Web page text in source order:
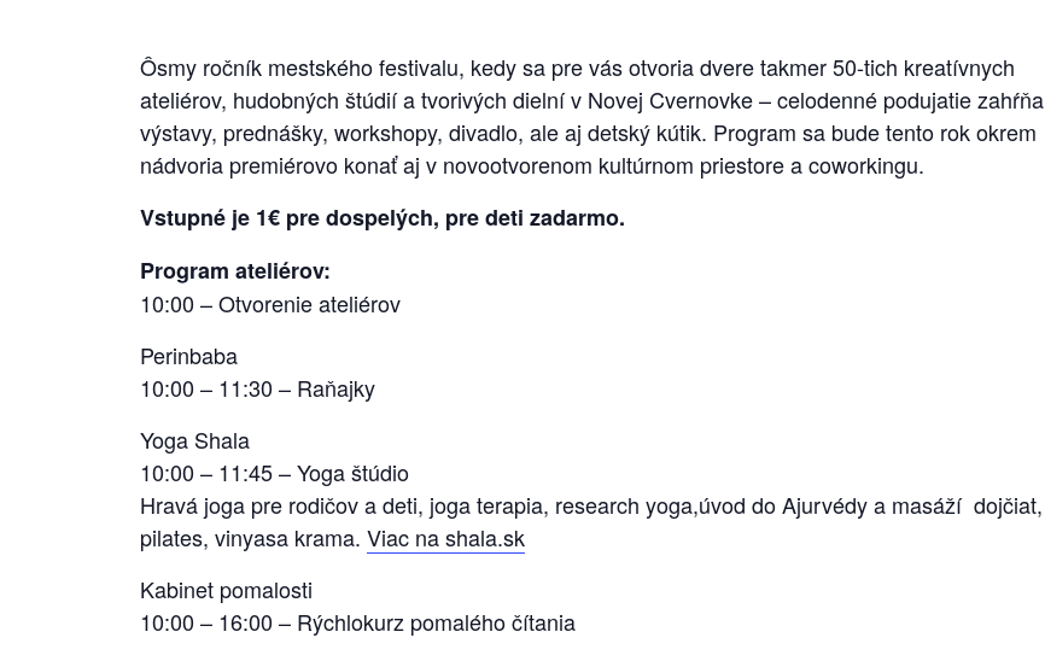
Ôsmy ročník mestského festivalu, kedy sa pre vás otvoria dvere takmer 50-tich kreatívnych
ateliérov, hudobných štúdií a tvorivých dielní v Novej Cvernovke – celodenné podujatie zahŕňa
výstavy, prednášky, workshopy, divadlo, ale aj detský kútik. Program sa bude tento rok okrem
nádvoria premiérovo konať aj v novootvorenom kultúrnom priestore a coworkingu.
Vstupné je 1€ pre dospelých, pre deti zadarmo.
Program ateliérov:
10:00 – Otvorenie ateliérov
Perinbaba
10:00 – 11:30 – Raňajky
Yoga Shala
10:00 – 11:45 – Yoga štúdio
Hravá joga pre rodičov a deti, joga terapia, research yoga,úvod do Ajurvédy a masáží dojčiat,
pilates, vinyasa krama. Viac na shala.sk
Kabinet pomalosti
10:00 – 16:00 – Rýchlokurz pomalého čítania